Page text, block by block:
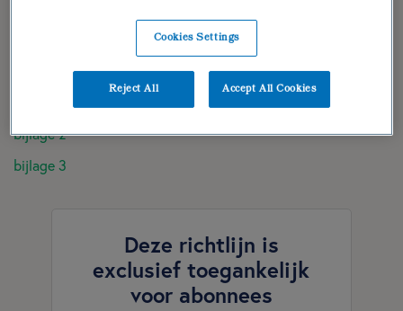
dieetbehandelplan 2 – klachten
feedbackgroep | geraadpleegde literatuur
bijlage 2
bijlage 3
Deze richtlijn is
exclusief toegankelijk
voor abonnees
Cookies Settings
Reject All Accept All Cookies